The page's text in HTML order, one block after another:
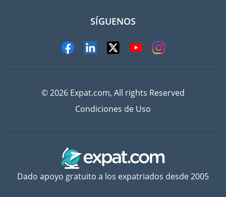
SÍGUENOS
© 2026 Expat.com, All rights Reserved
Condiciones de Uso
Dado apoyo gratuito a los expatriados desde 2005